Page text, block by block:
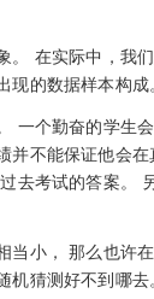
。 在实际中，我
的数据样本构成。
一个勤奋的学生
并不能保证他会
去考试的答案。
当小， 那么也许
机猜测好不到哪去